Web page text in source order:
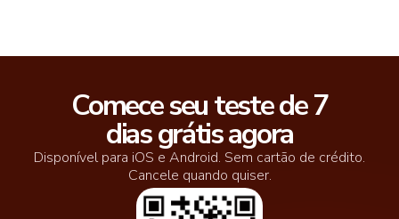
Comece seu teste de 7
dias grátis agora
Disponível para iOS e Android. Sem cartão de crédito.
Cancele quando quiser.